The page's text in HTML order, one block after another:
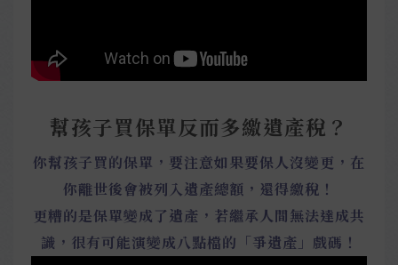
幫孩子買保單反而多繳遺產稅？
你幫孩子買的保單，要注意如果要保人沒變更，在
你離世後會被列入遺產總額，還得繳稅！
更糟的是保單變成了遺產，若繼承人間無法達成共
識，很有可能演變成八點檔的「爭遺產」戲碼！